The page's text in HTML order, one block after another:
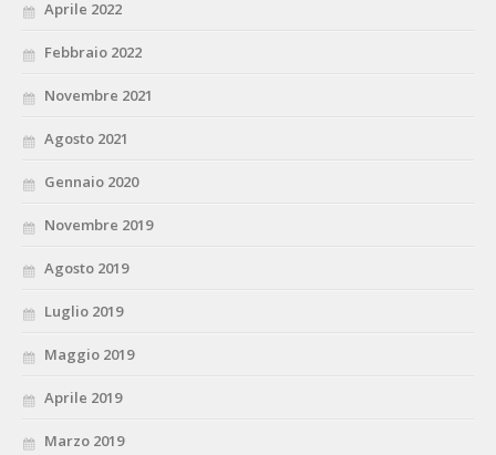
Aprile 2022
Febbraio 2022
Novembre 2021
Agosto 2021
Gennaio 2020
Novembre 2019
Agosto 2019
Luglio 2019
Maggio 2019
Aprile 2019
Marzo 2019